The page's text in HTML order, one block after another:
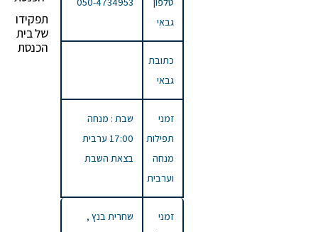
תפקידו
של בית
הכנסת
גבאי
כתובת
גבאי
זמני
תפילות
מנחה
וערבית
שבת : מנחה
17:00 ערבית
בצאת השבת
זמני
שחרית בנץ ,